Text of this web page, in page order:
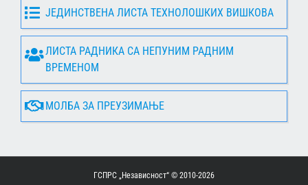
ЈЕДИНСТВЕНА ЛИСТА ТЕХНОЛОШКИХ ВИШКОВА
ЛИСТА РАДНИКА СА НЕПУНИМ РАДНИМ
ВРЕМЕНОМ
МОЛБА ЗА ПРЕУЗИМАЊЕ
ГСПРС „Независност“ © 2010-2026